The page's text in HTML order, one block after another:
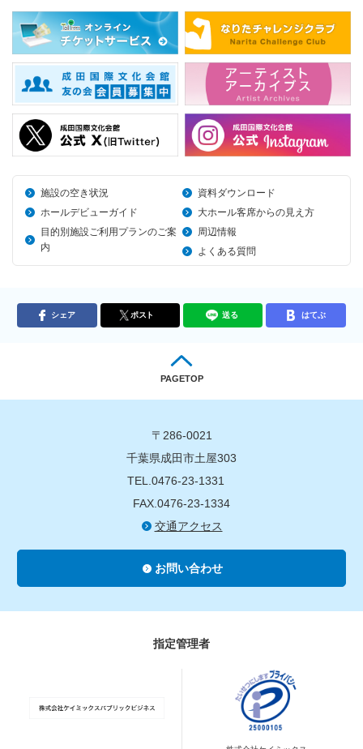
施設の空き状況
資料ダウンロード
ホールデビューガイド
大ホール客席からの見え方
目的別施設ご利用プランのご案
内
周辺情報
よくある質問
シェア ポスト 送る はてぶ
PAGETOP
〒286-0021
千葉県成田市土屋303
TEL.0476-23-1331
FAX.0476-23-1334
交通アクセス
お問い合わせ
指定管理者